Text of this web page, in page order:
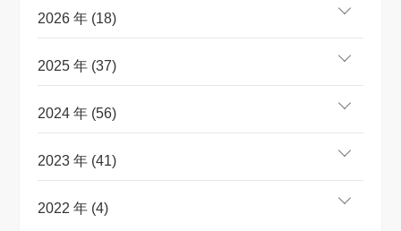
2026 年 (18)
2025 年 (37)
2024 年 (56)
2023 年 (41)
2022 年 (4)